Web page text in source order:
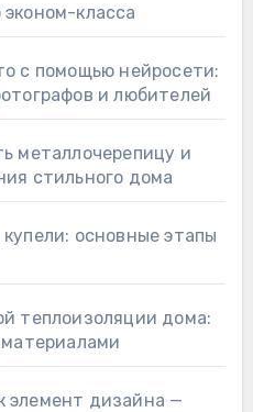
класса
с помощью нейросети:
и любителей
металлочерепицу и
стильного дома
основные этапы
теплоизоляции дома:
элемент дизайна —